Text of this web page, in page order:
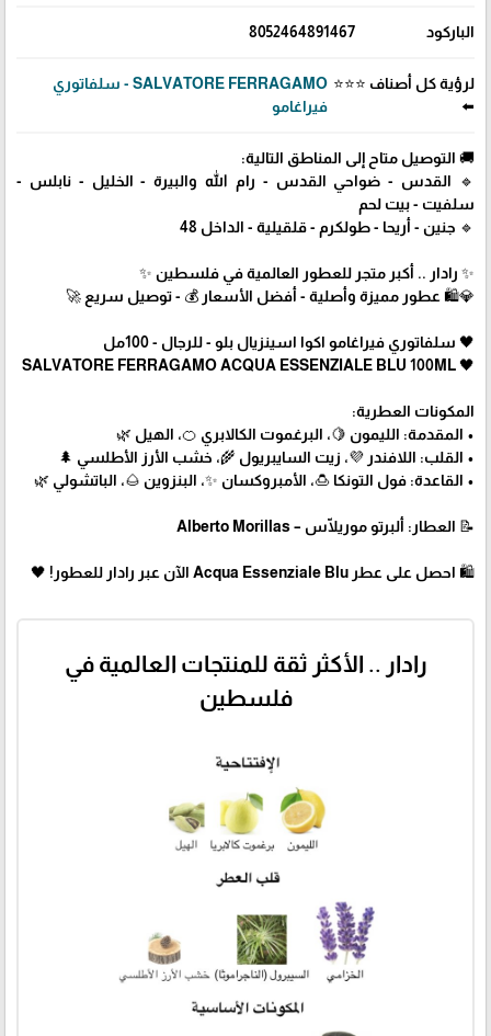
الباركود 8052464891467
لرؤية كل أصناف ⭐⭐⭐
⬅️
SALVATORE FERRAGAMO - سلفاتوري
فيراغامو
🚚 التوصيل متاح إلى المناطق التالية:
🔹 القدس - ضواحي القدس - رام الله والبيرة - الخليل - نابلس -
سلفيت - بيت لحم
🔹 جنين - أريحا - طولكرم - قلقيلية - الداخل 48
✨ رادار .. أكبر متجر للعطور العالمية في فلسطين ✨
💎🛍️ عطور مميزة وأصلية - أفضل الأسعار 💰 - توصيل سريع 🚀
🖤 سلفاتوري فيراغامو اكوا اسينزيال بلو - للرجال - 100مل
🖤 SALVATORE FERRAGAMO ACQUA ESSENZIALE BLU 100ML
المكونات العطرية:
• المقدمة: الليمون 🍋، البرغموت الكالابري 🍊، الهيل 🌿
• القلب: اللافندر 💜، زيت السايبريول 🌾، خشب الأرز الأطلسي 🌲
• القاعدة: فول التونكا 🍮، الأمبروكسان ✨، البنزوين 🌰، الباتشولي 🌿
📝 العطار: ألبرتو موريلّاس – Alberto Morillas
🛍 احصل على عطر Acqua Essenziale Blu الآن عبر رادار للعطور! 🖤
رادار .. الأكثر ثقة للمنتجات العالمية في
فلسطين